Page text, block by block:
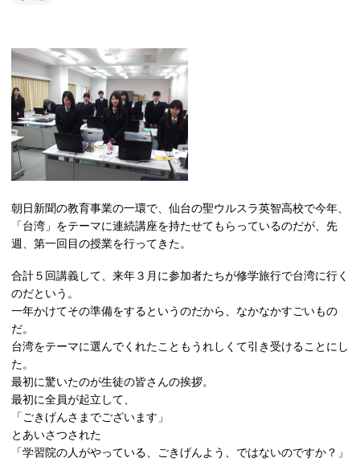
朝日新聞の教育事業の一環で、仙台の聖ウルスラ英智高校で今年、
「台湾」をテーマに連続講座を持たせてもらっているのだが、先
週、第一回目の授業を行ってきた。
合計５回講義して、来年３月に参加者たちが修学旅行で台湾に行く
のだという。
一年かけてその準備をするというのだから、なかなかすごいもの
だ。
台湾をテーマに選んでくれたこともうれしくて引き受けることにし
た。
最初に驚いたのが生徒の皆さんの挨拶。
最初に全員が起立して、
「ごきげんさまでございます」
とあいさつされた
「学習院の人がやっている、ごきげんよう、ではないのですか？」